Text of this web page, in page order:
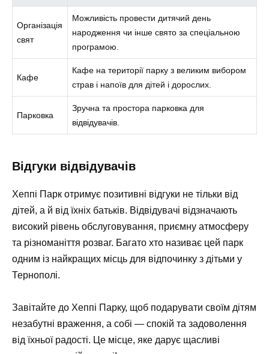
Організація
свят
Можливість провести дитячий день
народження чи інше свято за спеціальною
програмою.
Кафе
Кафе на території парку з великим вибором
страв і напоїв для дітей і дорослих.
Парковка
Зручна та простора парковка для
відвідувачів.
Відгуки відвідувачів
Хеппі Парк отримує позитивні відгуки не тільки від
дітей, а й від їхніх батьків. Відвідувачі відзначають
високий рівень обслуговування, приємну атмосферу
та різноманіття розваг. Багато хто називає цей парк
одним із найкращих місць для відпочинку з дітьми у
Тернополі.
Завітайте до Хеппі Парку, щоб подарувати своїм дітям
незабутні враження, а собі — спокій та задоволення
від їхньої радості. Це місце, яке дарує щасливі